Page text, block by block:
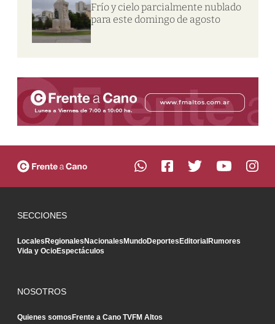
Frío y cielo parcialmente nublado
para este domingo de agosto
SECCIONES
LocalesRegionalesNacionalesMundoDeportesEditorialRumores
Vida y OcioEspectáculos
NOSOTROS
Quienes somosFrente a Cano TVFM Altos